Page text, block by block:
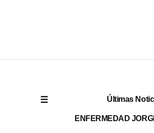
Últimas
ENFERMEDAD